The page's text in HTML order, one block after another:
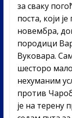
за сваку
поста, који
новембра,
породици
Вуковара.
шесторо
нехуманим
против
је на терену